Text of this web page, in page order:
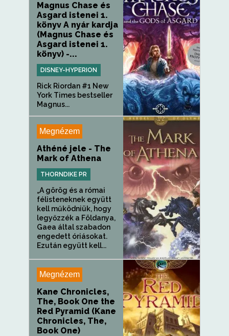
Magnus Chase és
Asgard istenei 1.
könyv A nyár kardja
(Magnus Chase és
Asgard istenei 1.
könyv) -...
DISNEY-HYPERION
Rick Riordan #1 New
York Times bestseller
Magnus...
Megnézem
Athéné jele - The
Mark of Athena
THORNDIKE PR
„A görög és a római
félisteneknek együtt
kell működniük, hogy
legyőzzék a Földanya,
Gaea által szabadon
engedett óriásokat.
Ezután együtt kell...
Megnézem
Kane Chronicles,
The, Book One the
Red Pyramid (Kane
Chronicles, The,
Book One)